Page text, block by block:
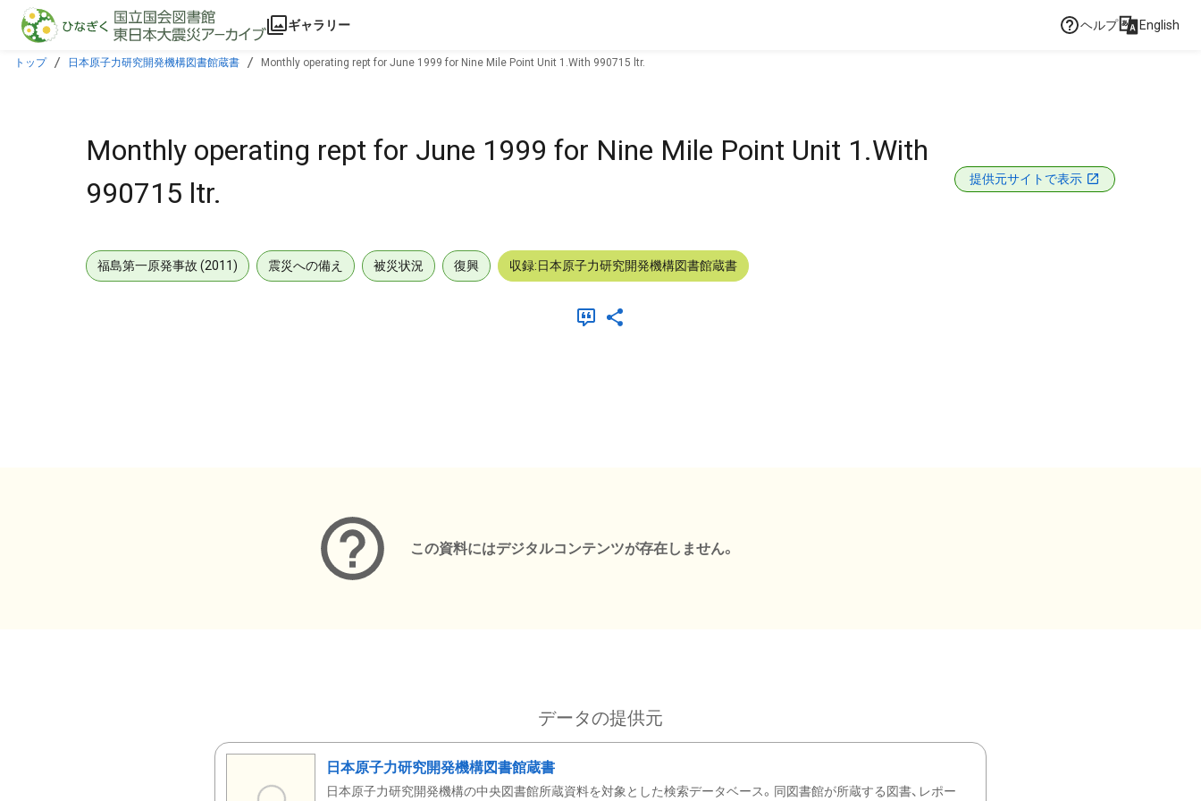
本文に飛ぶ
ギャラリー ヘルプ English
トップ 日本原子力研究開発機構図書館蔵書 Monthly operating rept for June 1999 for Nine Mile Point Unit 1.With 990715 ltr.
Monthly operating rept for June 1999 for Nine Mile Point Unit 1.With
990715 ltr.
提供元サイトで表示
福島第一原発事故 (2011) 震災への備え 被災状況 復興 収録:日本原子力研究開発機構図書館蔵書
この資料にはデジタルコンテンツが存在しません。
データの提供元
日本原子力研究開発機構図書館蔵書
日本原子力研究開発機構の中央図書館所蔵資料を対象とした検索データベース。同図書館が所蔵する図書、レポー